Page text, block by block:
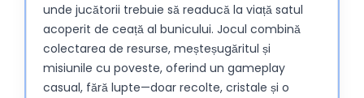
unde jucătorii trebuie să readucă la viață satul
acoperit de ceață al bunicului. Jocul combină
colectarea de resurse, meșteșugăritul și
misiunile cu poveste, oferind un gameplay
casual, fără lupte—doar recolte, cristale și o